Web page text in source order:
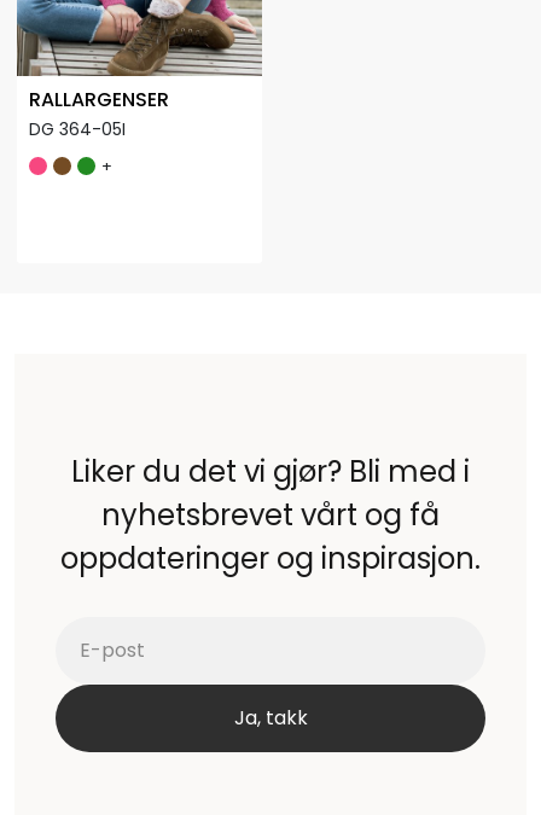
RALLARGENSER
DG 364-05I
+
Liker du det vi gjør? Bli med i
nyhetsbrevet vårt og få
oppdateringer og inspirasjon.